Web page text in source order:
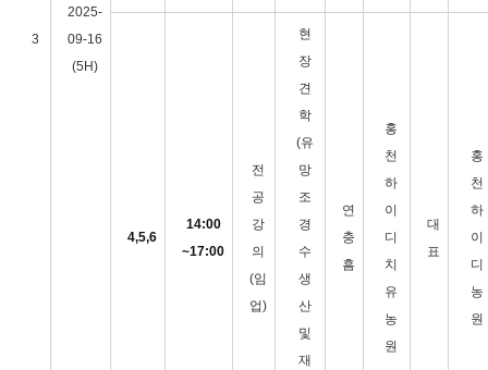
3
2025-
09-16
(5H)
4,5,6
14:00
~17:00
전
공
강
의
(임
업)
현
장
견
학
(유
망
조
경
수
생
산
및
재
연
충
흠
홍
천
하
이
디
치
유
농
원
대
표
홍
천
하
이
디
농
원